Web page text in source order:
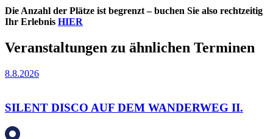
Die Anzahl der Plätze ist begrenzt – buchen Sie also rechtzeitig
Ihr Erlebnis HIER
Veranstaltungen zu ähnlichen Terminen
8.8.2026
SILENT DISCO AUF DEM WANDERWEG II.